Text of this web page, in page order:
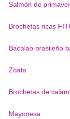
Salmón de
Brochetas ricas
Bacalao brasileño
Zoats
Brochetas de
Mayonesa